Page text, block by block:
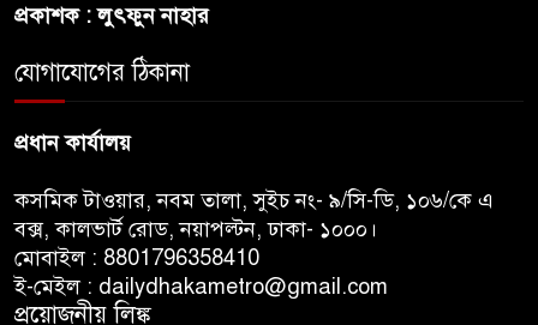
প্রকাশক : লুৎফুন নাহার
যোগাযোগের ঠিকানা
প্রধান কার্যালয়
কসমিক টাওয়ার, নবম তালা, সুইচ নং- ৯/সি-ডি, ১০৬/কে এ
বক্স, কালভার্ট রোড, নয়াপল্টন, ঢাকা- ১০০০।
মোবাইল : 8801796358410
ই-মেইল : dailydhakametro@gmail.com
প্রয়োজনীয় লিঙ্ক